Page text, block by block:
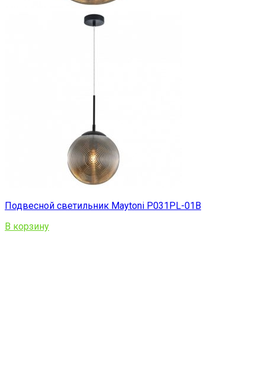
Подвесной светильник Maytoni P031PL-01B
В корзину